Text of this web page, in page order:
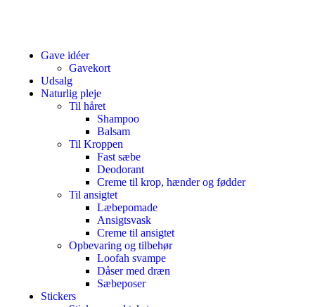
Gave idéer
Gavekort
Udsalg
Naturlig pleje
Til håret
Shampoo
Balsam
Til Kroppen
Fast sæbe
Deodorant
Creme til krop, hænder og fødder
Til ansigtet
Læbepomade
Ansigtsvask
Creme til ansigtet
Opbevaring og tilbehør
Loofah svampe
Dåser med dræn
Sæbeposer
Stickers